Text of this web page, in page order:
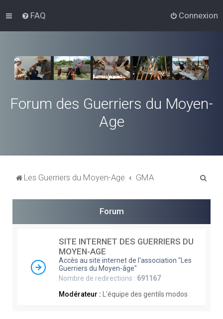
FAQ Connexion
Forum des Guerriers du Moyen-
Age
Les Guerriers du Moyen-Age GMA
Forum
SITE INTERNET DES GUERRIERS DU
MOYEN-AGE
Accès au site internet de l'association "Les
Guerriers du Moyen-âge"
Nombre de redirections : 691167
Modérateur :
L'équipe des gentils modos